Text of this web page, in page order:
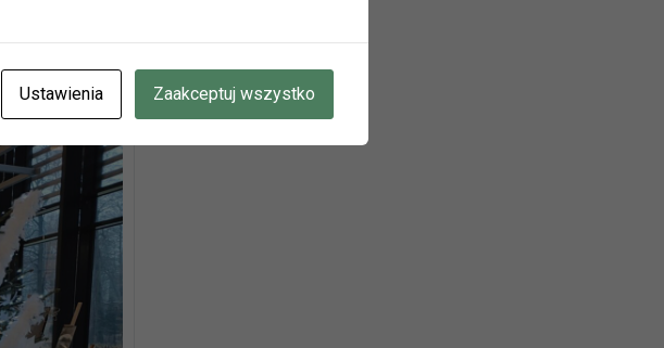
internetowej i facebooku.
14 SIERPNIA
BĘDZIE CZYNNA W
Ustawienia Zaakceptuj wszystko